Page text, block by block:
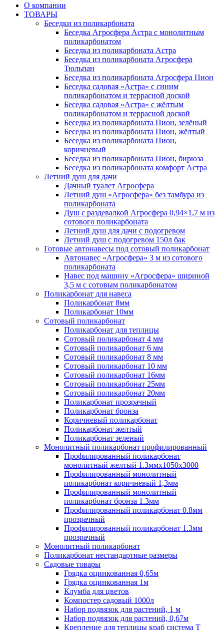
О компании
ТОВАРЫ
Беседки из поликарбоната
Беседка Агросфера Астра с монолитным
поликарбонатом
Беседка из поликарбоната Астра
Беседка из поликарбоната Агросфера
Тюльпан
Беседка из поликарбоната Агросфера Пион
Беседка садовая «Астра» с синим
поликарбонатом и террасной доской
Беседка садовая «Астра» с жёлтым
поликарбонатом и террасной доской
Беседка из поликарбоната Пион, зелёный
Беседка из поликарбоната Пион, жёлтый
Беседка из поликарбоната Пион,
коричневый
Беседка из поликарбоната Пион, бирюза
Беседка из поликарбоната комфорт Астра
Летний душ для дачи
Дачный туалет Агросфера
Летний душ «Агросфера» без тамбура из
поликарбоната
Душ с раздевалкой Агросфера 0,94×1,7 м из
сотового поликарбоната
Летний душ для дачи с подогревом
Летний душ с подогревом 150л бак
Готовые автонавесы под сотовый поликарбонат
Автонавес «Агросфера» 3 м из сотового
поликарбоната
Навес под машину «Агросфера» шириной
3,5 м с сотовым поликарбонатом
Поликарбонат для навеса
Поликарбонат 8мм
Поликарбонат 10мм
Сотовый поликарбонат
Поликарбонат для теплицы
Сотовый поликарбонат 4 мм
Сотовый поликарбонат 6 мм
Сотовый поликарбонат 8 мм
Сотовый поликарбонат 10 мм
Сотовый поликарбонат 16мм
Сотовый поликарбонат 25мм
Сотовый поликарбонат 20мм
Поликарбонат прозрачный
Поликарбонат бронза
Коричневый поликарбонат
Поликарбонат желтый
Поликарбонат зеленый
Монолитный поликарбонат профилированный
Профилированный поликарбонат
монолитный желтый 1.3ммх1050х3000
Профилированный монолитный
поликарбонат коричневый 1,3мм
Профилированный монолитный
поликарбонат бронза 1.3мм
Профилированный поликарбонат 0.8мм
прозрачный
Профилированный поликарбонат 1.3мм
прозрачный
Монолитный поликарбонат
Поликарбонат нестандартные размеры
Садовые товары
Грядка оцинкованная 0,65м
Грядка оцинкованная 1м
Клумба для цветов
Компостер садовый 1000л
Набор подвязок для растений, 1 м
Набор подвязок для растений, 0,67м
Крепление для теплицы краб система Т